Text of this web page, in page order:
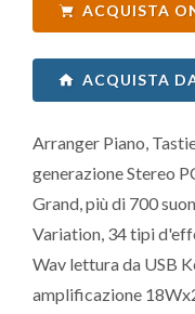
ACQUISTA
ACQUISTA
Arranger Piano,
generazione Stereo
Grand, più di 700
Variation, 34 tipi
Wav lettura da USB
amplificazione